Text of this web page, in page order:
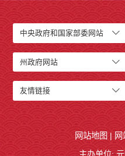
中央政府和国家部委网站
州政府网站
友情链接
网站地图 |
主办单位: